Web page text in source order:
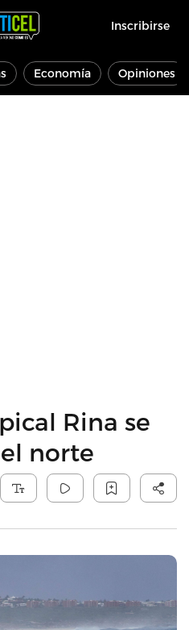
Inscribirse
Economía Opiniones
Rina se
norte